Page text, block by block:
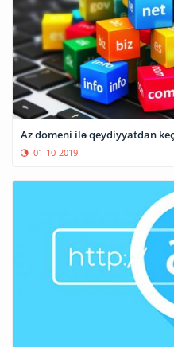
Az domeni ilə qeydiyyatdan
01-10-2019